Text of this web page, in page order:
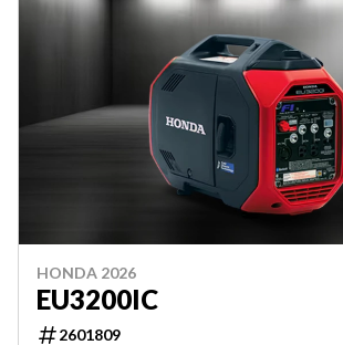
HONDA 2026
EU3200IC
2601809